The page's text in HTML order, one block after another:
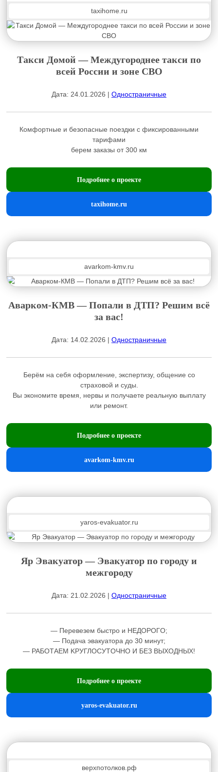
taxihome.ru
Такси Домой — Междугороднее такси по
всей России и зоне СВО
Дата: 24.01.2026 | Одностраничные
Комфортные и безопасные поездки с фиксированными
тарифами
берем заказы от 300 км
Подробнее о проекте
taxihome.ru
avarkom-kmv.ru
Аварком-КМВ — Попали в ДТП? Решим всё
за вас!
Дата: 14.02.2026 | Одностраничные
Берём на себя оформление, экспертизу, общение со
страховой и суды.
Вы экономите время, нервы и получаете реальную выплату
или ремонт.
Подробнее о проекте
avarkom-kmv.ru
yaros-evakuator.ru
Яр Эвакуатор — Эвакуатор по городу и
межгороду
Дата: 21.02.2026 | Одностраничные
— Пеpeвeзeм быcтро и НЕДОРOГO;
— Подaча эвакуатоpa до 30 минут;
— РАБOТАEM KРУГЛОСУТOЧНO И БЕЗ ВЫХОДНЫХ!
Подробнее о проекте
yaros-evakuator.ru
верхпотолков.рф